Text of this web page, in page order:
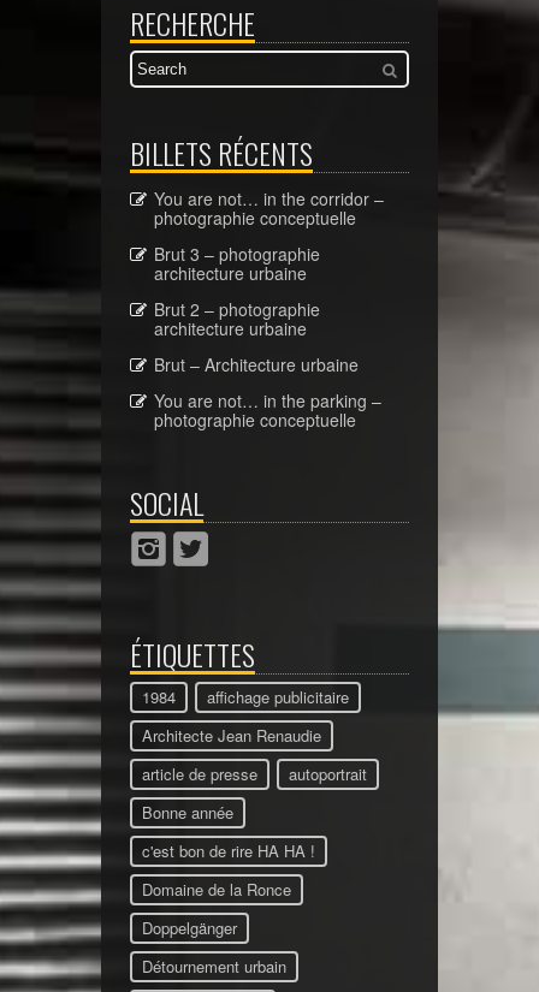
RECHERCHE
BILLETS RÉCENTS
You are not… in the corridor –
photographie conceptuelle
Brut 3 – photographie
architecture urbaine
Brut 2 – photographie
architecture urbaine
Brut – Architecture urbaine
You are not… in the parking –
photographie conceptuelle
SOCIAL
ÉTIQUETTES
1984
affichage publicitaire
Architecte Jean Renaudie
article de presse
autoportrait
Bonne année
c'est bon de rire HA HA !
Domaine de la Ronce
Doppelgänger
Détournement urbain